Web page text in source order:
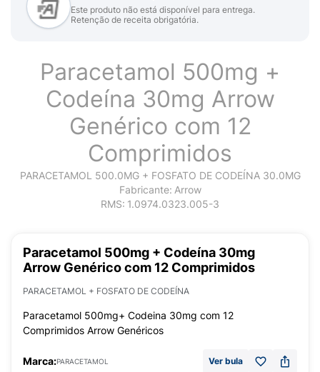
Este produto não está disponível para entrega.
Retenção de receita obrigatória.
Paracetamol 500mg +
Codeína 30mg Arrow
Genérico com 12
Comprimidos
PARACETAMOL 500.0MG + FOSFATO DE CODEÍNA 30.0MG
Fabricante: Arrow
RMS: 1.0974.0323.005-3
Paracetamol 500mg + Codeína 30mg
Arrow Genérico com 12 Comprimidos
PARACETAMOL + FOSFATO DE CODEÍNA
Paracetamol 500mg+ Codeina 30mg com 12
Comprimidos Arrow Genéricos
Marca:PARACETAMOL Ver bula